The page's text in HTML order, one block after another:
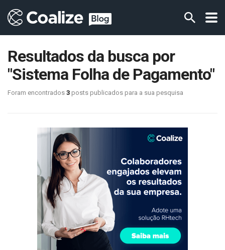
Resultados da busca por
"Sistema Folha de Pagamento"
Foram encontrados 3 posts publicados para a sua pesquisa